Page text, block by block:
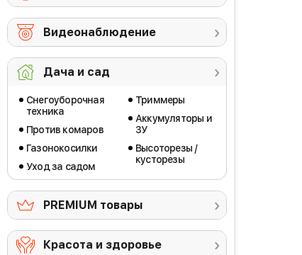
Видеонаблюдение
Дача и сад
Снегоуборочная
техника
Против комаров
Газонокосилки
Уход за садом
Триммеры
Аккумуляторы и
ЗУ
Высоторезы /
кусторезы
PREMIUM товары
Красота и здоровье